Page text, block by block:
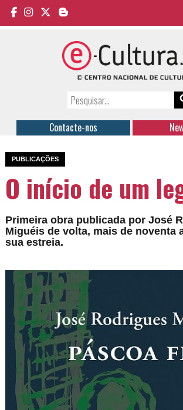
Contacte-nos
PUBLICAÇÕES
O início de um
Primeira obra publicada por José
Miguéis de volta, mais de noventa
sua estreia.